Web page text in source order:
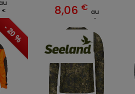
€ 8,06 € au
€
- 20 %